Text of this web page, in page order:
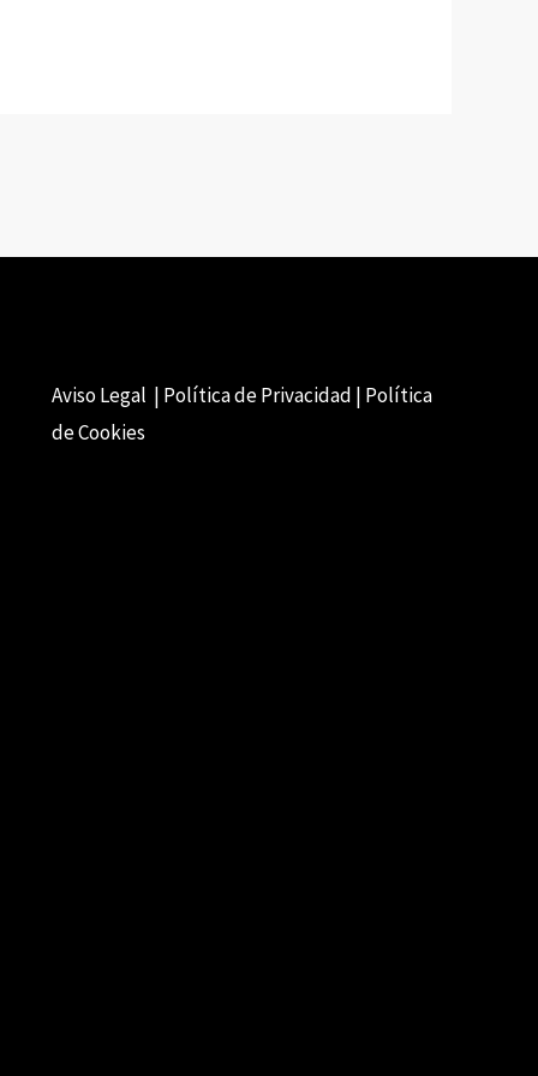
Aviso Legal | Política de Privacidad | Política
de Cookies